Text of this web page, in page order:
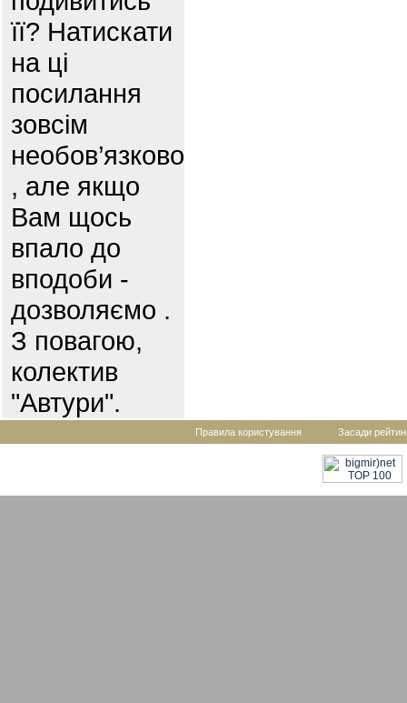
її? Натискати
на ці
посилання
зовсім
необов’язково
, але якщо
Вам щось
впало до
вподоби -
дозволяємо .
З повагою,
колектив
"Автури".
Правила користування Засади